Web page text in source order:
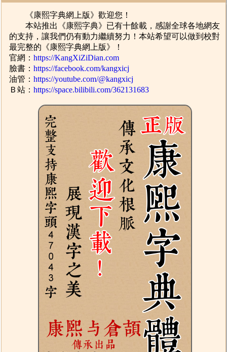
《康熙字典網上版》歡迎您！
本站推出《康熙字典》已有十餘載，感謝全球各地網友
的支持，讓我們仍有動力繼續努力！本站希望可以做到校對
最完整的《康熙字典網上版》！
官網：https://KangXiZiDian.com
臉書：https://facebook.com/kangxicj
油管：https://youtube.com/@kangxicj
Ｂ站：https://space.bilibili.com/362131683